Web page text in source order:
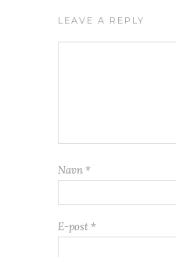
LEAVE A REPLY
Navn *
E-post *